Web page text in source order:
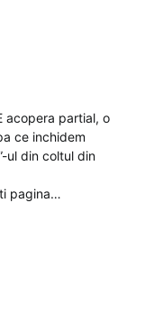
acopera partial, o
ce inchidem
ul din coltul din
pagina…